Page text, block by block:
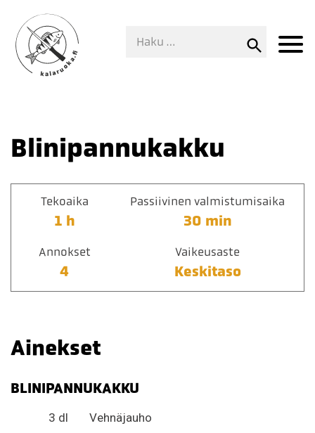
Blinipannukakku
Tekoaika
1 h
Passiivinen valmistumisaika
30 min
Annokset
4
Vaikeusaste
Keskitaso
Ainekset
BLINIPANNUKAKKU
3 dl
Vehnäjauho